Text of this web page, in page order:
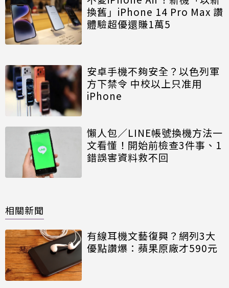
換舊」iPhone 14 Pro Max 讚
體驗超優還賺1萬5
安卓手機不夠安全？以色列軍
方下禁令 中校以上只准用
iPhone
懶人包／LINE帳號換機方法一
文看懂！開始前檢查3件事、1
錯誤害資料救不回
相關新聞
有線耳機文藝復興？網列3大
優點讚爆：蘋果原廠才590元